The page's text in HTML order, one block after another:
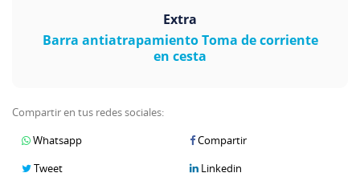
Extra
Barra antiatrapamiento Toma de corriente
en cesta
Compartir en tus redes sociales:
Whatsapp
Compartir
Tweet
Linkedin